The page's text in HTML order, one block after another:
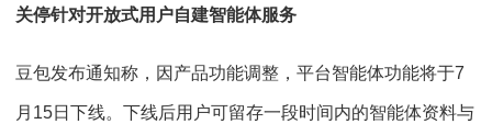
关停针对开放式用户自建智能体服务
豆包发布通知称，因产品功能调整，平台智能体功能将于7
月15日下线。下线后用户可留存一段时间内的智能体资料与